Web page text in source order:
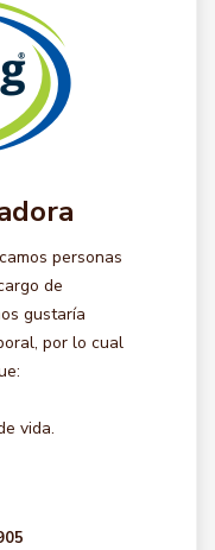
personas
de
gustaría
por lo cual
vida.